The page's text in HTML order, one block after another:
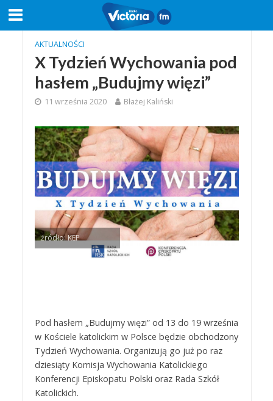
AKTUALNOŚCI
X Tydzień Wychowania pod
hasłem „Budujmy więzi”
11 września 2020 Błażej Kaliński
źródło: KEP
Pod hasłem „Budujmy więzi” od 13 do 19 września
w Kościele katolickim w Polsce będzie obchodzony
Tydzień Wychowania. Organizują go już po raz
dziesiąty Komisja Wychowania Katolickiego
Konferencji Episkopatu Polski oraz Rada Szkół
Katolickich.